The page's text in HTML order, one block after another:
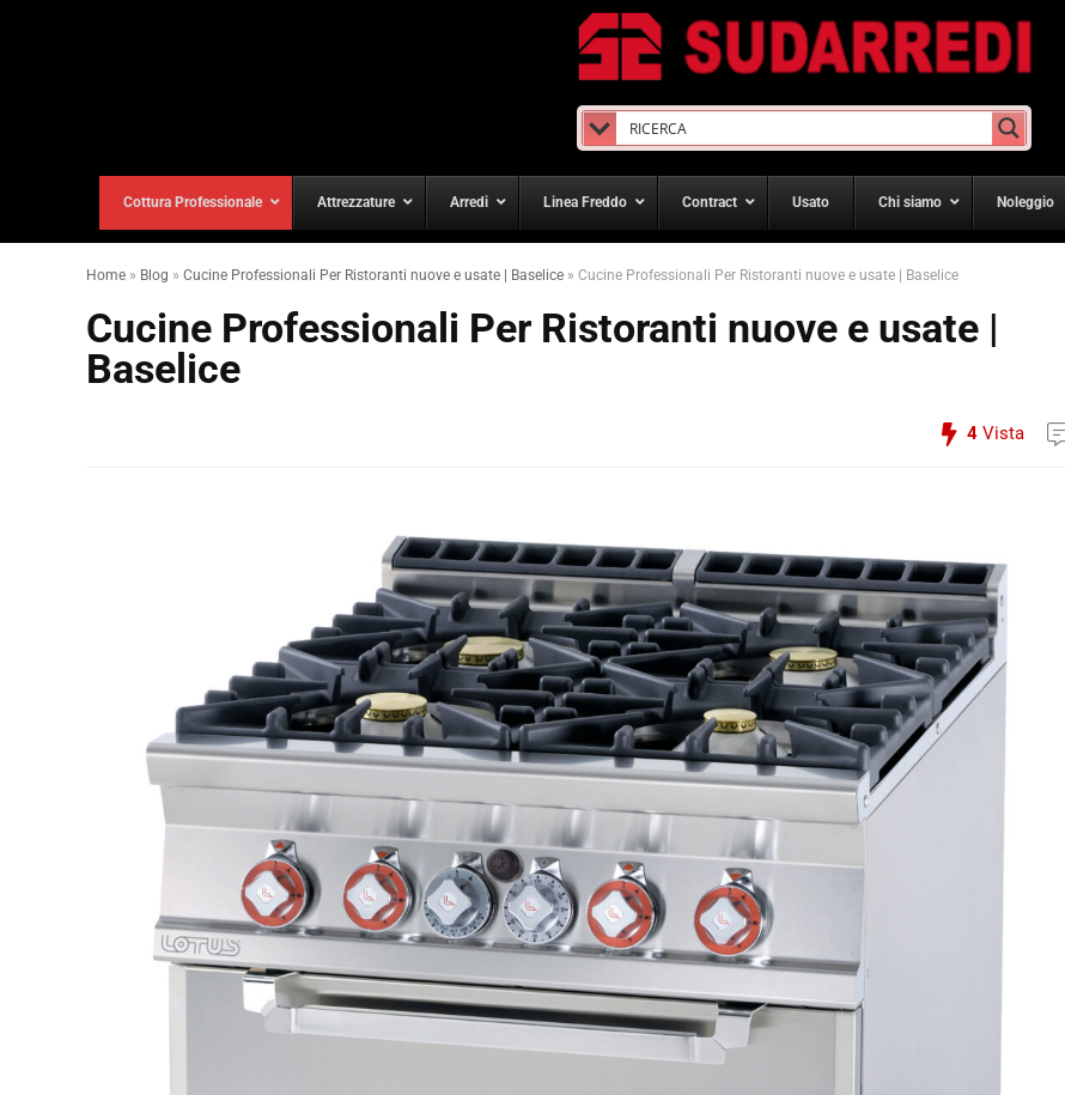
Cottura Professionale Attrezzature Arredi Linea Freddo Contract Usato Chi siamo Noleggio
Home » Blog » Cucine Professionali Per Ristoranti nuove e usate | Baselice » Cucine Professionali Per Ristoranti nuove e usate | Baselice
Cucine Professionali Per Ristoranti nuove e usate |
Baselice
4 Vista